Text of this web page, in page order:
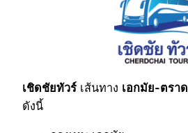
เชิดชัยทัวร์ เส้นทาง เอกมัย-ตราด
ดังนี้